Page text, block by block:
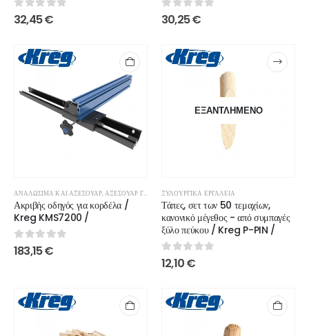
0out of 5
32,45€ 0out of 5
30,25€
ΑΝΑΛΏΣΙΜΑ ΚΑΙ ΑΞΕΣΟΥΆΡ, ΑΞΕΣΟΥΆΡ ΓΙΑ ΚΟΡΔΈΛΑ ΠΡΙΟΝΙΟΎ
Ακριβής οδηγός για κορδέλα /
Kreg KMS7200 /
0out of 5
183,15€
ΕΞΑΝΤΛΗΜΈΝΟ
ΞΥΛΟΥΡΓΙΚΆ ΕΡΓΑΛΕΊΑ
Τάπες, σετ των 50 τεμαχίων,
κανονικό μέγεθος - από συμπαγές
ξύλο πεύκου / Kreg P-PIN /
0out of 5
12,10€